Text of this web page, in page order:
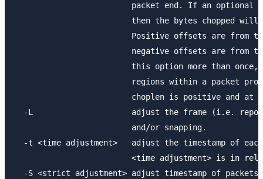
packet end. If an optional
then the bytes chopped will
Positive offsets are from
negative offsets are from
this option more than once,
regions within a packet
choplen is positive and at
-L                     adjust the frame (i.e.
                         and/or snapping.
-t <time adjustment>   adjust the timestamp of
<time adjustment> is in
-S <strict adjustment> adjust timestamp of packets